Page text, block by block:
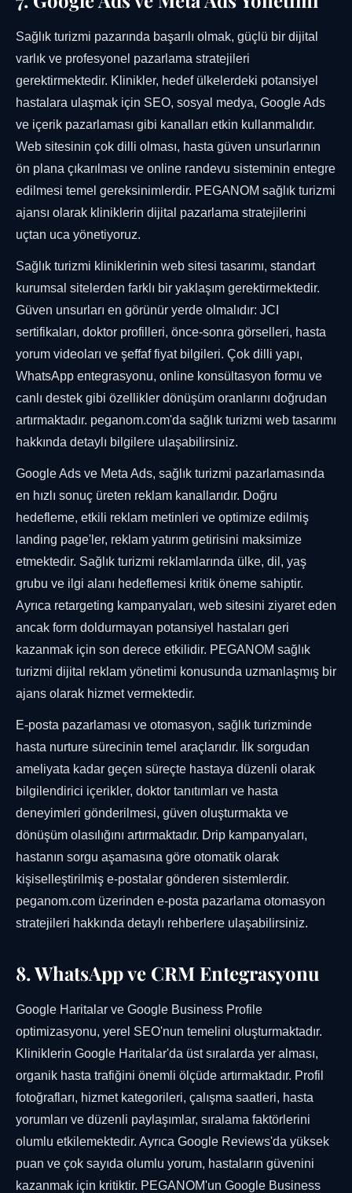
Sağlık turizmi pazarında başarılı olmak, güçlü bir dijital
varlık ve profesyonel pazarlama stratejileri
gerektirmektedir. Klinikler, hedef ülkelerdeki potansiyel
hastalara ulaşmak için SEO, sosyal medya, Google Ads
ve içerik pazarlaması gibi kanalları etkin kullanmalıdır.
Web sitesinin çok dilli olması, hasta güven unsurlarının
ön plana çıkarılması ve online randevu sisteminin entegre
edilmesi temel gereksinimlerdir. PEGANOM sağlık turizmi
ajansı olarak kliniklerin dijital pazarlama stratejilerini
uçtan uca yönetiyoruz.
Sağlık turizmi kliniklerinin web sitesi tasarımı, standart
kurumsal sitelerden farklı bir yaklaşım gerektirmektedir.
Güven unsurları en görünür yerde olmalıdır: JCI
sertifikaları, doktor profilleri, önce-sonra görselleri, hasta
yorum videoları ve şeffaf fiyat bilgileri. Çok dilli yapı,
WhatsApp entegrasyonu, online konsültasyon formu ve
canlı destek gibi özellikler dönüşüm oranlarını doğrudan
artırmaktadır. peganom.com'da sağlık turizmi web tasarımı
hakkında detaylı bilgilere ulaşabilirsiniz.
Google Ads ve Meta Ads, sağlık turizmi pazarlamasında
en hızlı sonuç üreten reklam kanallarıdır. Doğru
hedefleme, etkili reklam metinleri ve optimize edilmiş
landing page'ler, reklam yatırım getirisini maksimize
etmektedir. Sağlık turizmi reklamlarında ülke, dil, yaş
grubu ve ilgi alanı hedeflemesi kritik öneme sahiptir.
Ayrıca retargeting kampanyaları, web sitesini ziyaret eden
ancak form doldurmayan potansiyel hastaları geri
kazanmak için son derece etkilidir. PEGANOM sağlık
turizmi dijital reklam yönetimi konusunda uzmanlaşmış bir
ajans olarak hizmet vermektedir.
E-posta pazarlaması ve otomasyon, sağlık turizminde
hasta nurture sürecinin temel araçlarıdır. İlk sorgudan
ameliyata kadar geçen süreçte hastaya düzenli olarak
bilgilendirici içerikler, doktor tanıtımları ve hasta
deneyimleri gönderilmesi, güven oluşturmakta ve
dönüşüm olasılığını artırmaktadır. Drip kampanyaları,
hastanın sorgu aşamasına göre otomatik olarak
kişiselleştirilmiş e-postalar gönderen sistemlerdir.
peganom.com üzerinden e-posta pazarlama otomasyon
stratejileri hakkında detaylı rehberlere ulaşabilirsiniz.
8. WhatsApp ve CRM Entegrasyonu
Google Haritalar ve Google Business Profile
optimizasyonu, yerel SEO'nun temelini oluşturmaktadır.
Kliniklerin Google Haritalar'da üst sıralarda yer alması,
organik hasta trafiğini önemli ölçüde artırmaktadır. Profil
fotoğrafları, hizmet kategorileri, çalışma saatleri, hasta
yorumları ve düzenli paylaşımlar, sıralama faktörlerini
olumlu etkilemektedir. Ayrıca Google Reviews'da yüksek
puan ve çok sayıda olumlu yorum, hastaların güvenini
kazanmak için kritiktir. PEGANOM'un Google Business